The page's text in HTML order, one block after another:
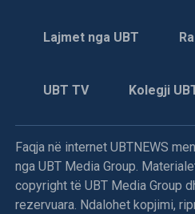
Lajmet nga UBT
UBT TV Kolegji
Faqja në internet UBTNEWS
nga UBT Media Group.
copyright të UBT Media Group
rezervuara. Ndalohet kopjimi,